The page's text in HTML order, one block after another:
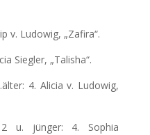
v. Ludowig, „Zafira“.
Siegler, „Talisha“.
4. Alicia v. Ludowig,
u. jünger: 4. Sophia